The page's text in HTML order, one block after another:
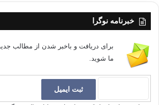
خبرنامه نوگرا
برای دریافت و باخبر شدن از مطالب
ما شوید.